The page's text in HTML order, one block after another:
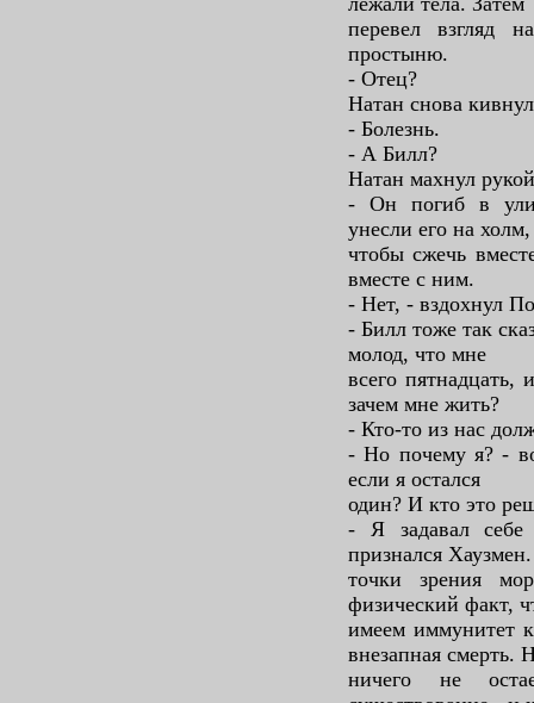
перевел взгляд
простыню.
- Отец?
Натан снова
- Болезнь.
- А Билл?
Натан махнул
- Он погиб в
унесли его на холм,
чтобы сжечь
вместе с ним.
- Нет, - вздохнул
- Билл тоже так
молод, что мне
всего
зачем мне жить?
- Кто-то из нас
- Но почему я? -
если я остался
один? И кто это
- Я задавал
признался
точки зрения
физический факт,
имеем иммунитет
внезапная смерть.
ничего не